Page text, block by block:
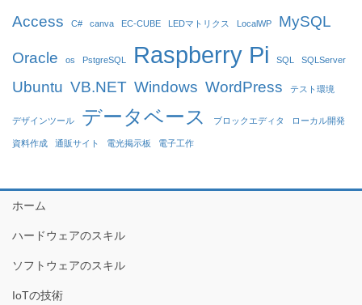
Access C# canva EC-CUBE LEDマトリクス LocalWP MySQL
Oracle os PstgreSQL Raspberry Pi SQL SQLServer
Ubuntu VB.NET Windows WordPress テスト環境
デザインツール データベース ブロックエディタ ローカル開発
資料作成 通販サイト 電光掲示板 電子工作
ホーム
ハードウェアのスキル
ソフトウェアのスキル
IoTの技術